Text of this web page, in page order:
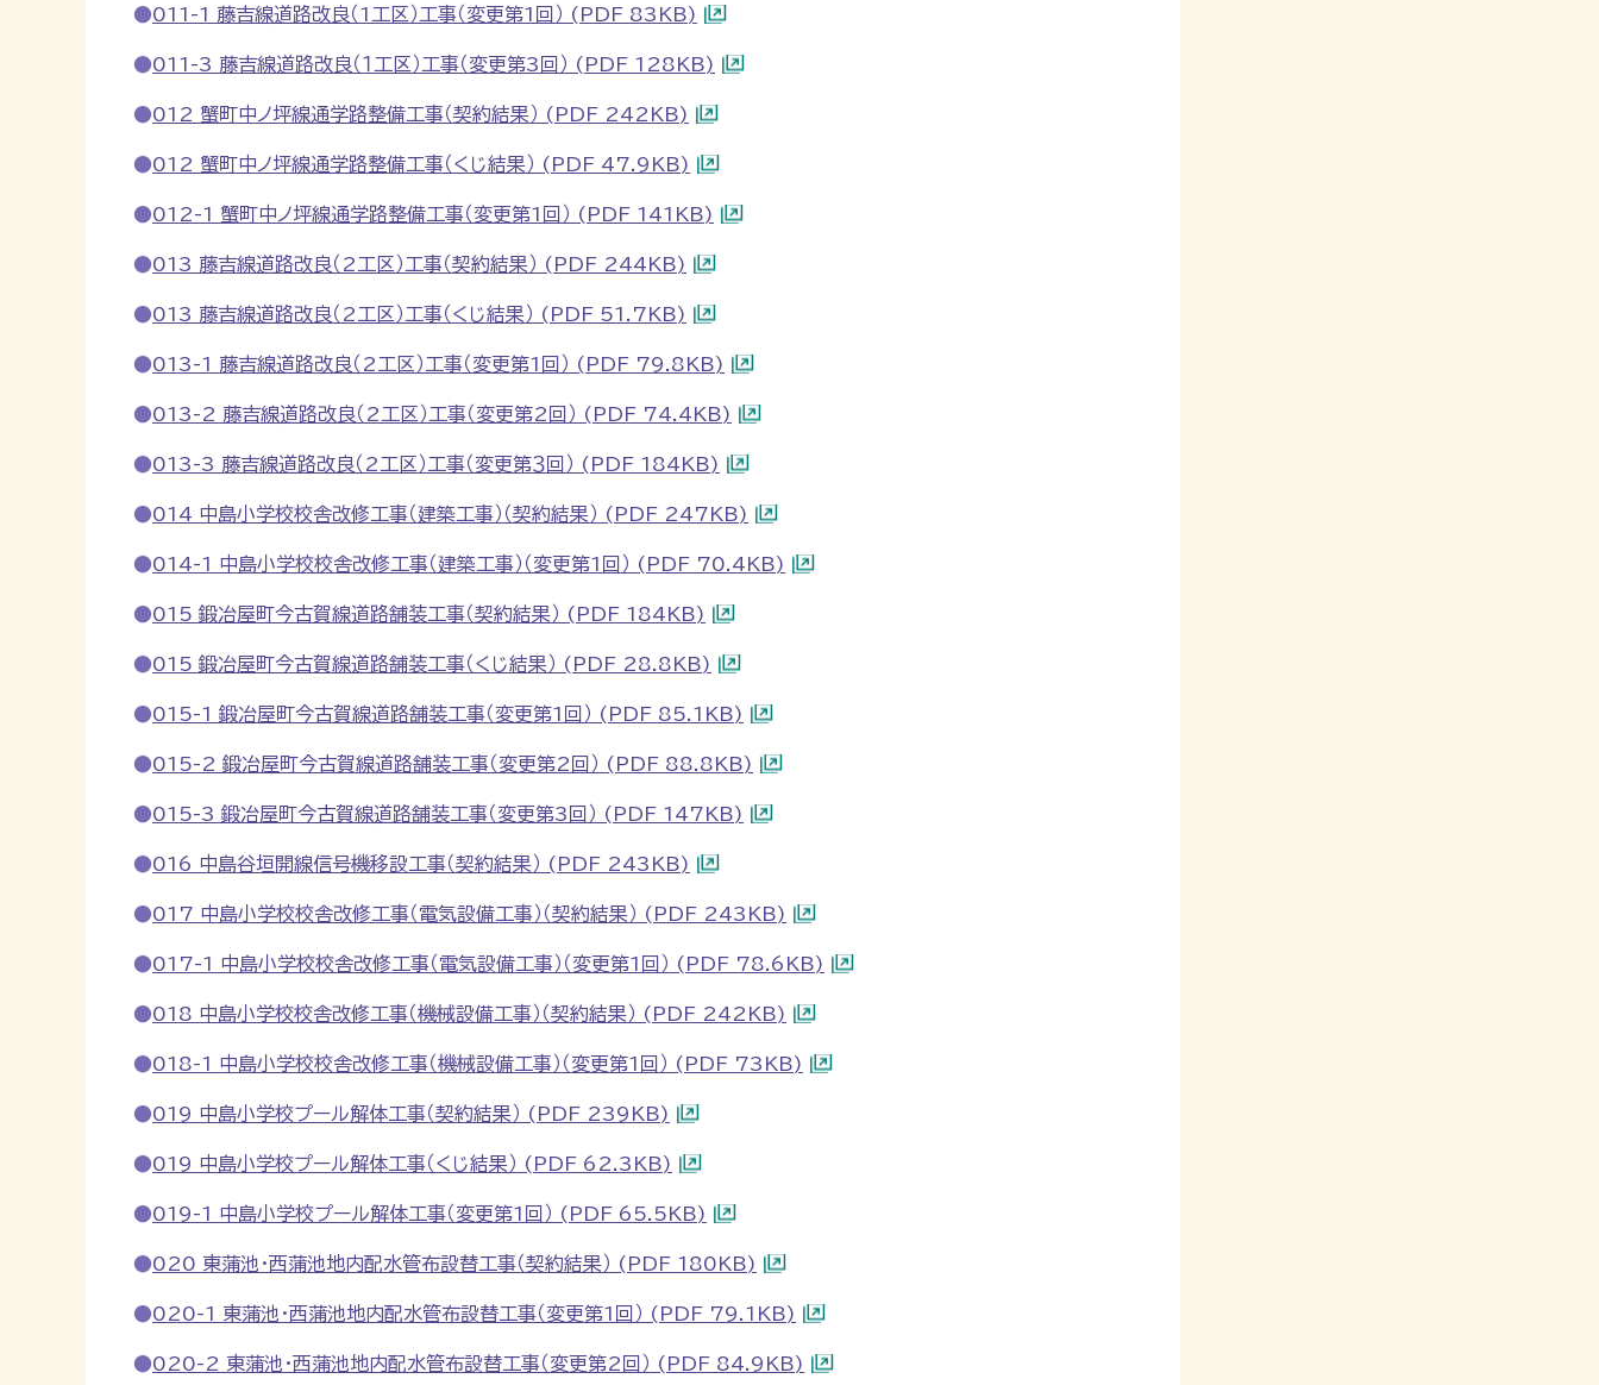
011-1 藤吉線道路改良（1工区）工事（変更第1回） (PDF 83KB)
011-3 藤吉線道路改良（１工区）工事（変更第3回） (PDF 128KB)
012 蟹町中ノ坪線通学路整備工事（契約結果） (PDF 242KB)
012 蟹町中ノ坪線通学路整備工事（くじ結果） (PDF 47.9KB)
012-1 蟹町中ノ坪線通学路整備工事（変更第1回） (PDF 141KB)
013 藤吉線道路改良（2工区）工事（契約結果） (PDF 244KB)
013 藤吉線道路改良（2工区）工事（くじ結果） (PDF 51.7KB)
013-1 藤吉線道路改良（2工区）工事（変更第1回） (PDF 79.8KB)
013-2 藤吉線道路改良（2工区）工事（変更第2回） (PDF 74.4KB)
013-3 藤吉線道路改良（2工区）工事（変更第３回） (PDF 184KB)
014 中島小学校校舎改修工事（建築工事）（契約結果） (PDF 247KB)
014-1 中島小学校校舎改修工事（建築工事）（変更第1回） (PDF 70.4KB)
015 鍛冶屋町今古賀線道路舗装工事（契約結果） (PDF 184KB)
015 鍛冶屋町今古賀線道路舗装工事（くじ結果） (PDF 28.8KB)
015-1 鍛冶屋町今古賀線道路舗装工事（変更第1回） (PDF 85.1KB)
015-2 鍛冶屋町今古賀線道路舗装工事（変更第2回） (PDF 88.8KB)
015-3 鍛冶屋町今古賀線道路舗装工事（変更第3回） (PDF 147KB)
016 中島谷垣開線信号機移設工事（契約結果） (PDF 243KB)
017 中島小学校校舎改修工事（電気設備工事）（契約結果） (PDF 243KB)
017-1 中島小学校校舎改修工事（電気設備工事）（変更第1回） (PDF 78.6KB)
018 中島小学校校舎改修工事（機械設備工事）（契約結果） (PDF 242KB)
018-1 中島小学校校舎改修工事（機械設備工事）（変更第1回） (PDF 73KB)
019 中島小学校プール解体工事（契約結果） (PDF 239KB)
019 中島小学校プール解体工事（くじ結果） (PDF 62.3KB)
019-1 中島小学校プール解体工事（変更第1回） (PDF 65.5KB)
020 東蒲池・西蒲池地内配水管布設替工事（契約結果） (PDF 180KB)
020-1 東蒲池・西蒲池地内配水管布設替工事（変更第1回） (PDF 79.1KB)
020-2 東蒲池・西蒲池地内配水管布設替工事（変更第2回） (PDF 84.9KB)